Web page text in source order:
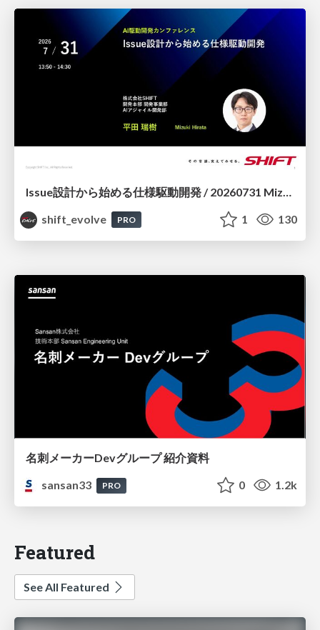
shift_evolve
PRO 1 130
名刺メーカーDevグループ 紹介資料
sansan33
PRO 0 1.2k
Featured
See All Featured